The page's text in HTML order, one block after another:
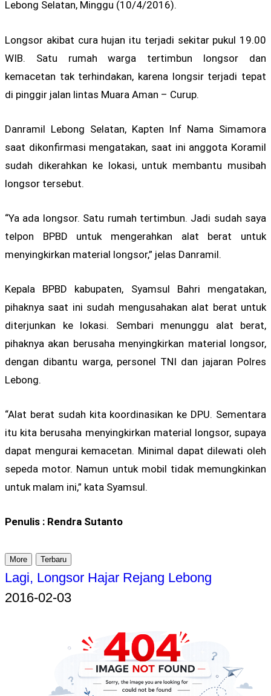
Lebong Selatan, Minggu (10/4/2016).
Longsor akibat cura hujan itu terjadi sekitar pukul 19.00
WIB. Satu rumah warga tertimbun longsor dan
kemacetan tak terhindakan, karena longsir terjadi tepat
di pinggir jalan lintas Muara Aman – Curup.
Danramil Lebong Selatan, Kapten Inf Nama Simamora
saat dikonfirmasi mengatakan, saat ini anggota Koramil
sudah dikerahkan ke lokasi, untuk membantu musibah
longsor tersebut.
“Ya ada longsor. Satu rumah tertimbun. Jadi sudah saya
telpon BPBD untuk mengerahkan alat berat untuk
menyingkirkan material longsor,” jelas Danramil.
Kepala BPBD kabupaten, Syamsul Bahri mengatakan,
pihaknya saat ini sudah mengusahakan alat berat untuk
diterjunkan ke lokasi. Sembari menunggu alat berat,
pihaknya akan berusaha menyingkirkan material longsor,
dengan dibantu warga, personel TNI dan jajaran Polres
Lebong.
“Alat berat sudah kita koordinasikan ke DPU. Sementara
itu kita berusaha menyingkirkan material longsor, supaya
dapat mengurai kemacetan. Minimal dapat dilewati oleh
sepeda motor. Namun untuk mobil tidak memungkinkan
untuk malam ini,” kata Syamsul.
Penulis : Rendra Sutanto
More Terbaru
Lagi, Longsor Hajar Rejang Lebong
2016-02-03